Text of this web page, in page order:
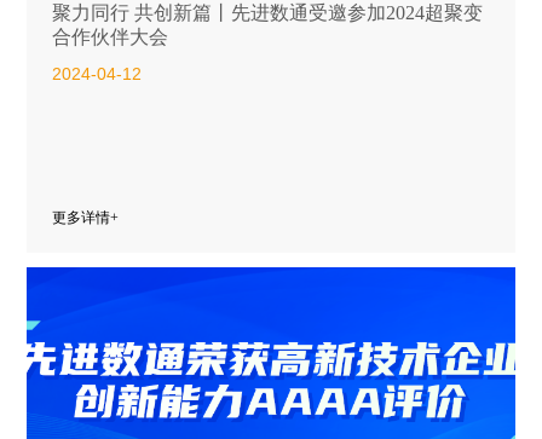
聚力同行 共创新篇丨先进数通受邀参加2024超聚变
合作伙伴大会
2024-04-12
更多详情+